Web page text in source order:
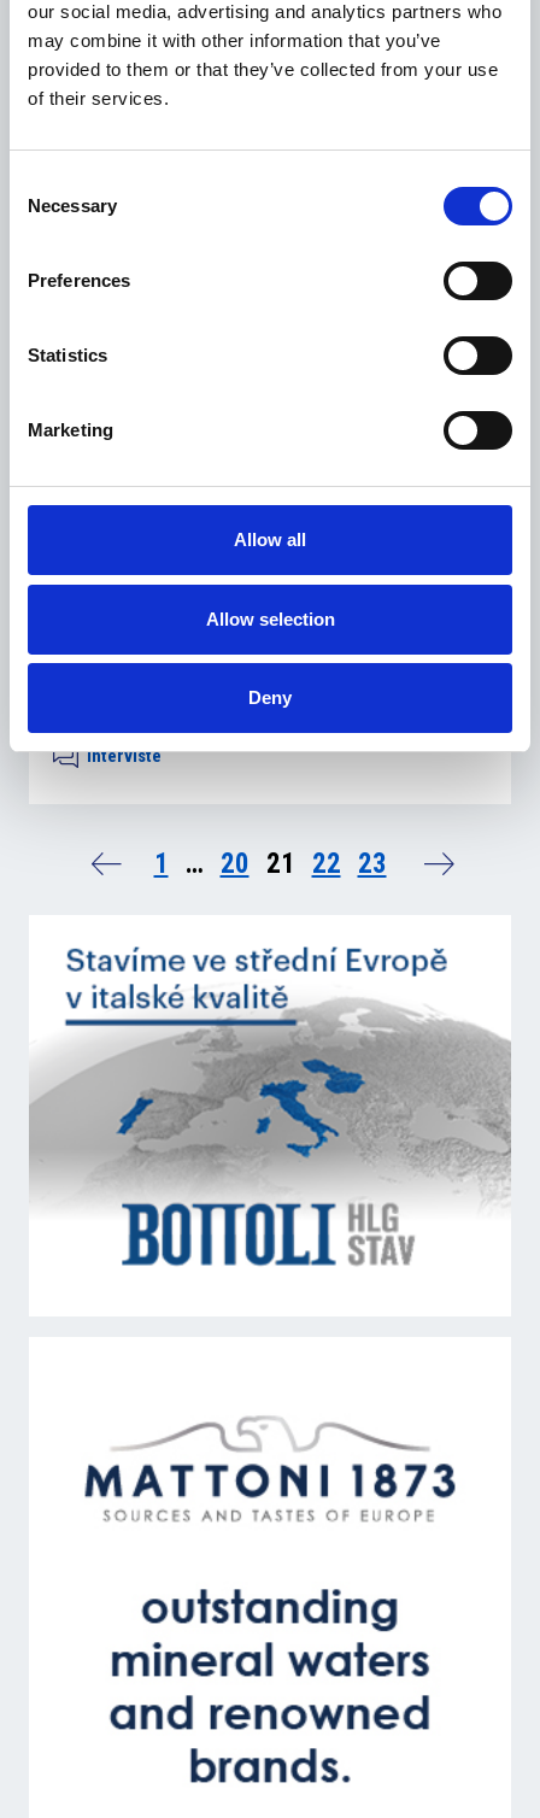
our social media, advertising and analytics partners who
may combine it with other information that you’ve
provided to them or that they’ve collected from your use
of their services.
Selection
Necessary
Preferences
Statistics
Marketing
Allow all
Allow selection
Deny
Regione di Ústí nad Labem tra manifatturiero e
Interviste
9 Giugno 2016
Valpolicella punta sulla produzione integrata
Interviste
1 … 20 21 22 23